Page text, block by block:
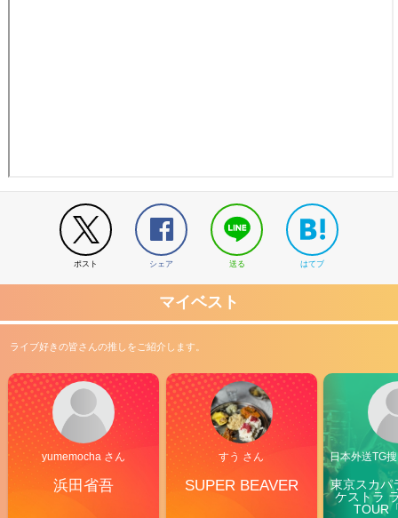
ポスト シェア 送る はてブ
マイベスト
ライブ好きの皆さんの推しをご紹介します。
yumemocha さん
浜田省吾
すう さん
SUPER BEAVER
日本外送TG
東京スカパ
ケストラ
TOUR